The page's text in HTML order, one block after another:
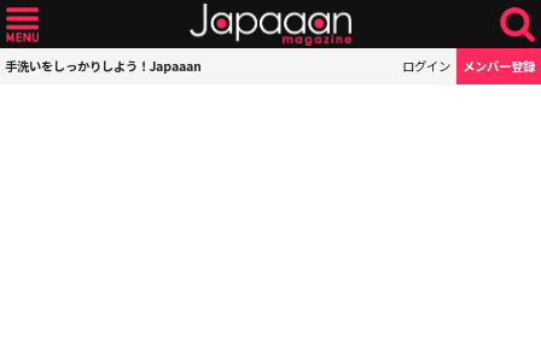
手洗いをしっかりしよう！Japaaan ログイン メンバー登録